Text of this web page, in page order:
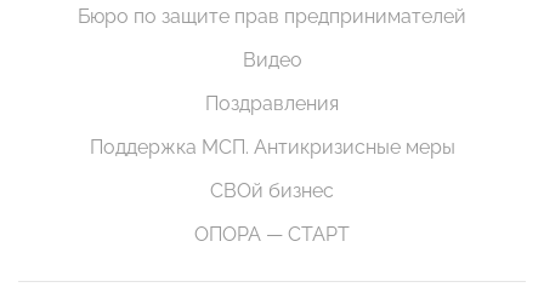
Бюро по защите прав предпринимателей
Видео
Поздравления
Поддержка МСП. Антикризисные меры
СВОй бизнес
ОПОРА — СТАРТ